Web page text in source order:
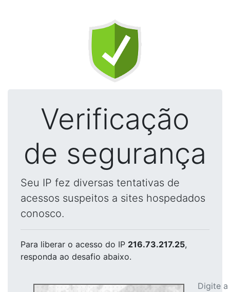
Verificação
de segurança
Seu IP fez diversas tentativas de
acessos suspeitos a sites hospedados
conosco.
Para liberar o acesso do IP 216.73.217.25,
responda ao desafio abaixo.
Digite